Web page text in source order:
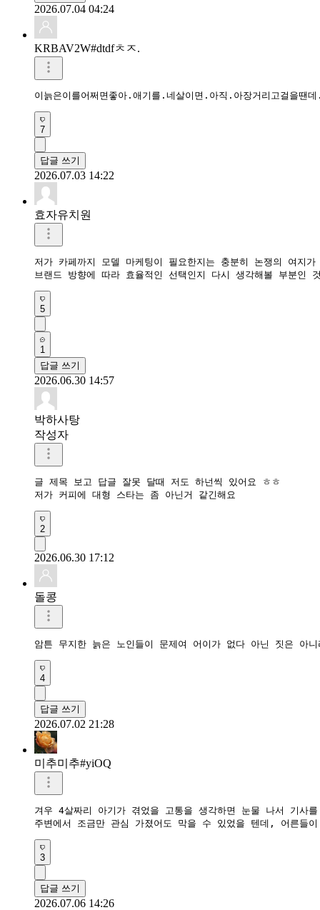
2026.07.04 04:24
KRBAV2W#dtdfㅊㅈ.
이늙은이를어쩌면좋아.애기를.네살이면.아직.아장거리고걸을
7
답글 쓰기
2026.07.03 14:22
효자유치원
저가 카페까지 모델 마케팅이 필요한지는 충분히 논쟁의 여지
5
1
답글 쓰기
2026.06.30 14:57
박하사탕
작성자
글 제목 보고 답글 잘못 달때 저도 하넌씩 있어요 ㅎㅎ
저가 커피에 대형 스타는 좀 아닌거 같긴해요
2
2026.06.30 17:12
돌콩
암튼 무지한 늙은 노인들이 문제여 어이가 없다 아닌 짓은 아
4
답글 쓰기
2026.07.02 21:28
미추미추#yiOQ
겨우 4살짜리 아기가 겪었을 고통을 생각하면 눈물 나서 기사
주변에서 조금만 관심 가졌어도 막을 수 있었을 텐데, 어른들
3
답글 쓰기
2026.07.06 14:26